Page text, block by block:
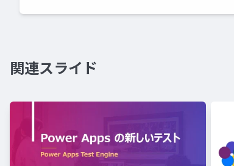
関連スライド